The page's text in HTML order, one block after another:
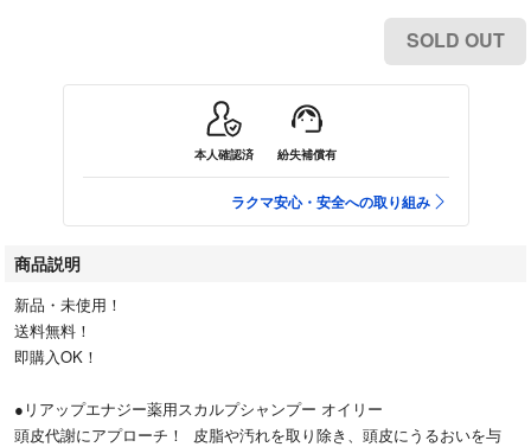
SOLD OUT
本人確認済 紛失補償有
ラクマ安心・安全への取り組み
商品説明
新品・未使用！
送料無料！
即購入OK！
●リアップエナジー薬用スカルプシャンプー オイリー
頭皮代謝にアプローチ！ 皮脂や汚れを取り除き、頭皮にうるおいを与